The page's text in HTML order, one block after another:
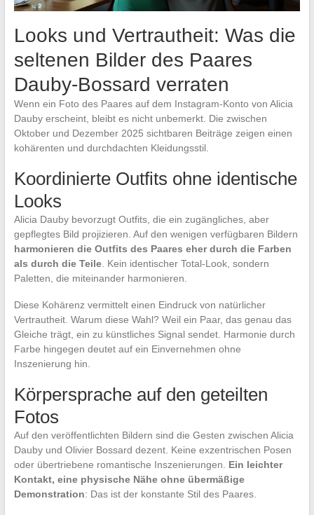
Looks und Vertrautheit: Was die
seltenen Bilder des Paares
Dauby-Bossard verraten
Wenn ein Foto des Paares auf dem Instagram-Konto von Alicia
Dauby erscheint, bleibt es nicht unbemerkt. Die zwischen
Oktober und Dezember 2025 sichtbaren Beiträge zeigen einen
kohärenten und durchdachten Kleidungsstil.
Koordinierte Outfits ohne identische
Looks
Alicia Dauby bevorzugt Outfits, die ein zugängliches, aber
gepflegtes Bild projizieren. Auf den wenigen verfügbaren Bildern
harmonieren die Outfits des Paares eher durch die Farben
als durch die Teile. Kein identischer Total-Look, sondern
Paletten, die miteinander harmonieren.
Diese Kohärenz vermittelt einen Eindruck von natürlicher
Vertrautheit. Warum diese Wahl? Weil ein Paar, das genau das
Gleiche trägt, ein zu künstliches Signal sendet. Harmonie durch
Farbe hingegen deutet auf ein Einvernehmen ohne
Inszenierung hin.
Körpersprache auf den geteilten
Fotos
Auf den veröffentlichten Bildern sind die Gesten zwischen Alicia
Dauby und Olivier Bossard dezent. Keine exzentrischen Posen
oder übertriebene romantische Inszenierungen. Ein leichter
Kontakt, eine physische Nähe ohne übermäßige
Demonstration: Das ist der konstante Stil des Paares.